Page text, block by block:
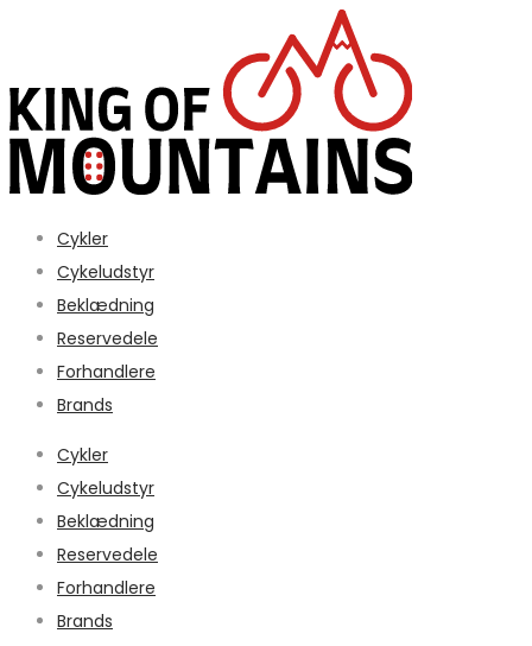
Cykler
Cykeludstyr
Beklædning
Reservedele
Forhandlere
Brands
Cykler
Cykeludstyr
Beklædning
Reservedele
Forhandlere
Brands